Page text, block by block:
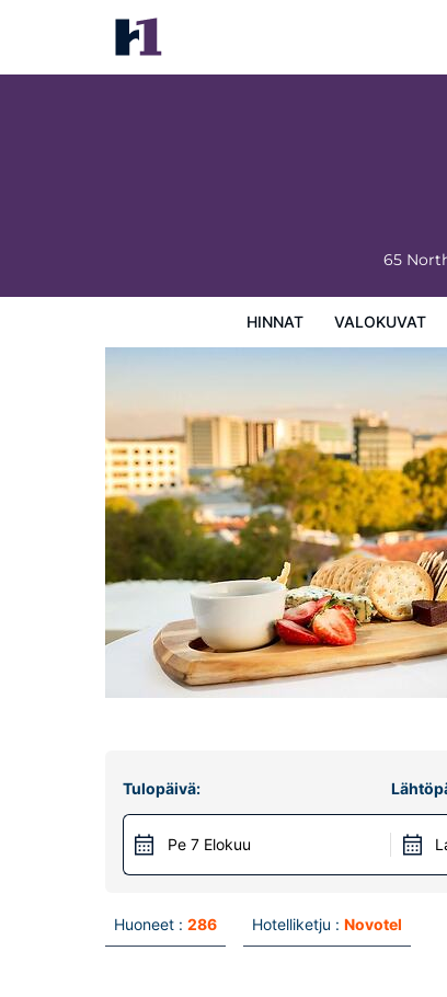
65
HINNAT VALOKUVAT
Novotel Canberra
Hinnat
Tulopäivä:
Pe 7 Elokuu
Huoneet : 286 Hotelliketju : Novotel